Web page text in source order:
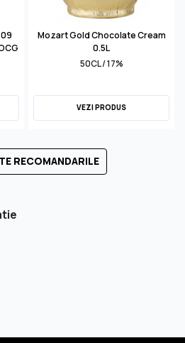
Mozart Gold Chocolate Cream
0.5L
50CL / 17%
VEZI PRODUS
RECOMANDARILE